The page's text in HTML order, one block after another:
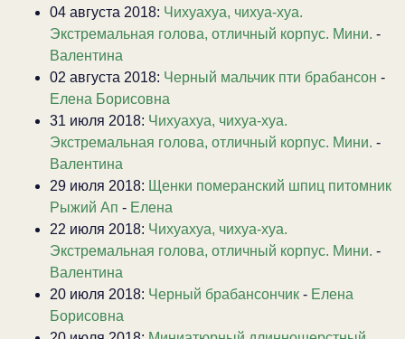
04 августа 2018: Чихуахуа, чихуа-хуа.
Экстремальная голова, отличный корпус. Мини. -
Валентина
02 августа 2018: Черный мальчик пти брабансон -
Елена Борисовна
31 июля 2018: Чихуахуа, чихуа-хуа.
Экстремальная голова, отличный корпус. Мини. -
Валентина
29 июля 2018: Щенки померанский шпиц питомник
Рыжий Ап - Елена
22 июля 2018: Чихуахуа, чихуа-хуа.
Экстремальная голова, отличный корпус. Мини. -
Валентина
20 июля 2018: Черный брабансончик - Елена
Борисовна